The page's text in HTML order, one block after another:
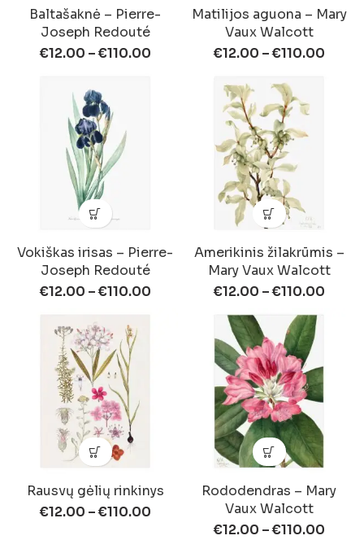
Baltašaknė – Pierre-
Joseph Redouté
€12.00 –€110.00
Matilijos aguona – Mary
Vaux Walcott
€12.00 –€110.00
Vokiškas irisas – Pierre-
Joseph Redouté
€12.00 –€110.00
Amerikinis žilakrūmis –
Mary Vaux Walcott
€12.00 –€110.00
Rausvų gėlių rinkinys
€12.00 –€110.00
Rododendras – Mary
Vaux Walcott
€12.00 –€110.00